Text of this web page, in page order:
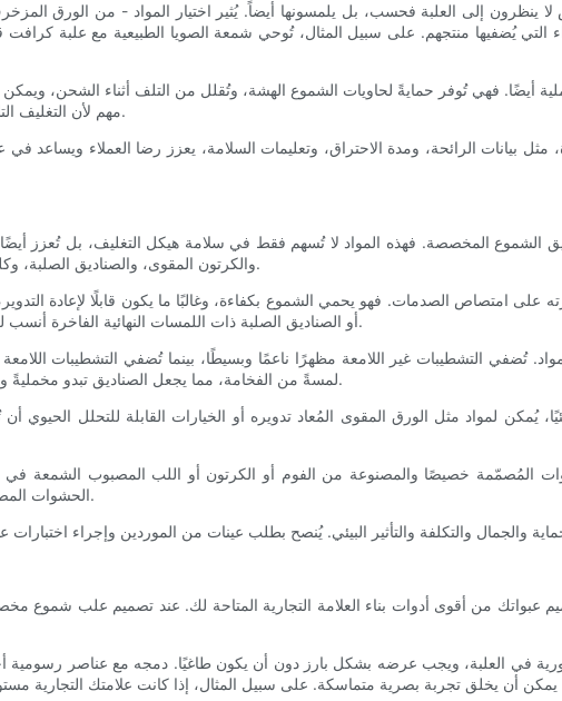
ينظرون إلى العلبة فحسب، بل يلمسونها أيضاً. يُثير اختيار المواد - من الورق
يُضفيها منتجهم. على سبيل المثال، تُوحي شمعة الصويا الطبيعية مع علبة كرافت
أيضًا. فهي تُوفر حمايةً لحاويات الشموع الهشة، وتُقلل من التلف أثناء الشحن،
مهم لأن التغليف التالف أو الشموع المكسورة قد تُفسد تجربة العميل وتزيد من تكاليف الاستبدال.
بيانات الرائحة، ومدة الاحتراق، وتعليمات السلامة، يعزز رضا العملاء ويساعد
الشموع المخصصة. فهذه المواد لا تُسهم فقط في سلامة هيكل التغليف، بل تُعزز أيضًا
والكرتون المقوى، والصناديق الصلبة، وكلها تُقدم مزايا مختلفة حسب حجم شمعتك وهشاشتها وصورة علامتك التجارية.
على امتصاص الصدمات. فهو يحمي الشموع بكفاءة، وغالبًا ما يكون قابلًا لإعادة
أو الصناديق الصلبة ذات اللمسات النهائية الفاخرة أنسب لعرض الهدايا في المتاجر أو في التغليف الجاهز للهدايا، إذ تُضفي لمسةً فاخرة.
تُضفي التشطيبات غير اللامعة مظهرًا ناعمًا وبسيطًا، بينما تُضفي التشطيبات
لمسةً من الفخامة، مما يجعل الصناديق تبدو مخمليةً وجذابة. تلعب هذه القوام دورًا هامًا في جذب العملاء من خلال الجاذبية الحسية.
يُمكن لمواد مثل الورق المقوى المُعاد تدويره أو الخيارات القابلة للتحلل الحيوي أن
المُصمّمة خصيصًا والمصنوعة من الفوم أو الكرتون أو اللب المصبوب الشمعة في
الحشوات المصنوعة من اللب المصبوب أو الكرتون، وهي مُفضّلة لحلول التغليف المستدامة.
عبواتك من أقوى أدوات بناء العلامة التجارية المتاحة لك. عند تصميم علب
في العلبة، ويجب عرضه بشكل بارز دون أن يكون طاغيًا. دمجه مع عناصر رسومية